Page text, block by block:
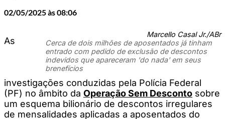
02/05/2025 às 08:06
Marcello Casal Jr./ABr
Cerca de dois milhões de aposentados já tinham
entrado com pedido de exclusão de descontos
indevidos que apareceram 'do nada' em seus
brenefícios
As
investigações conduzidas pela Polícia Federal
(PF) no âmbito da Operação Sem Desconto sobre
um esquema bilionário de descontos irregulares
de mensalidades aplicadas a aposentados do